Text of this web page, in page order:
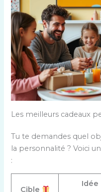
Les meilleurs cadeaux
Tu te demandes quel
la personnalité ? Voici
:
Cible
Idée